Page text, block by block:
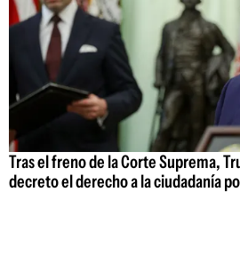
Tras el freno de la Corte Suprema,
decreto el derecho a la ciudadanía